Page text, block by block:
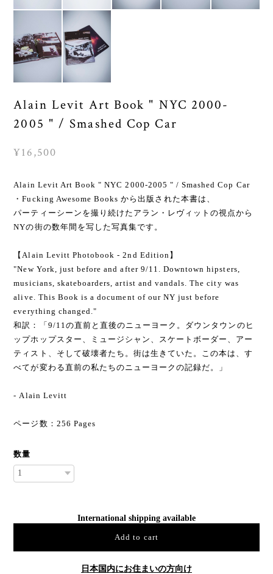
Alain Levit Art Book " NYC 2000-
2005 " / Smashed Cop Car
¥16,500
Alain Levit Art Book " NYC 2000-2005 " / Smashed Cop Car
・Fucking Awesome Books から出版された本書は、
パーティーシーンを撮り続けたアラン・レヴィットの視点から
NYの街の数年間を写した写真集です。
【Alain Levitt Photobook - 2nd Edition】
"New York, just before and after 9/11. Downtown hipsters,
musicians, skateboarders, artist and vandals. The city was
alive. This Book is a document of our NY just before
everything changed."
和訳：「9/11の直前と直後のニューヨーク。ダウンタウンのヒ
ップホップスター、ミュージシャン、スケートボーダー、アー
ティスト、そして破壊者たち。街は生きて​​いた。この本は、す
べてが変わる直前の私たちのニューヨークの記録だ。」
- Alain Levitt
ページ数：256 Pages
数量
International shipping available
Add to cart
日本国内にお住まいの方向け